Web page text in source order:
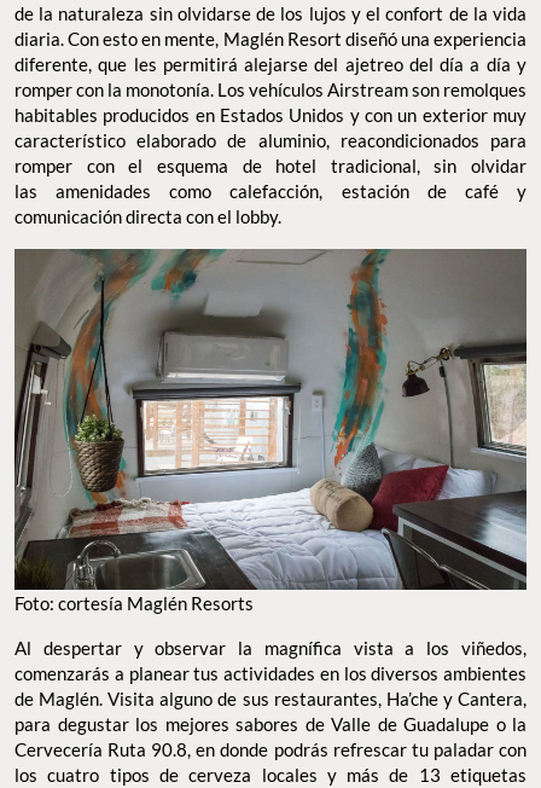
de la naturaleza sin olvidarse de los lujos y el confort de la vida
diaria. Con esto en mente, Maglén Resort diseñó una experiencia
diferente, que les permitirá alejarse del ajetreo del día a día y
romper con la monotonía. Los vehículos Airstream son remolques
habitables producidos en Estados Unidos y con un exterior muy
característico elaborado de aluminio, reacondicionados para
romper con el esquema de hotel tradicional, sin olvidar
las amenidades como calefacción, estación de café y
comunicación directa con el lobby.
Foto: cortesía Maglén Resorts
Al despertar y observar la magnífica vista a los viñedos,
comenzarás a planear tus actividades en los diversos ambientes
de Maglén. Visita alguno de sus restaurantes, Ha’che y Cantera,
para degustar los mejores sabores de Valle de Guadalupe o la
Cervecería Ruta 90.8, en donde podrás refrescar tu paladar con
los cuatro tipos de cerveza locales y más de 13 etiquetas